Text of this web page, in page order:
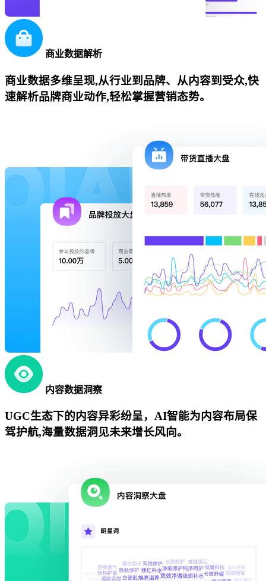
商业数据解析
商业数据多维呈现,从行业到品牌、从内容到受众,快
速解析品牌商业动作,轻松掌握营销态势。
内容数据洞察
UGC生态下的内容异彩纷呈，AI智能为内容布局保
驾护航,海量数据洞见未来增长风向。